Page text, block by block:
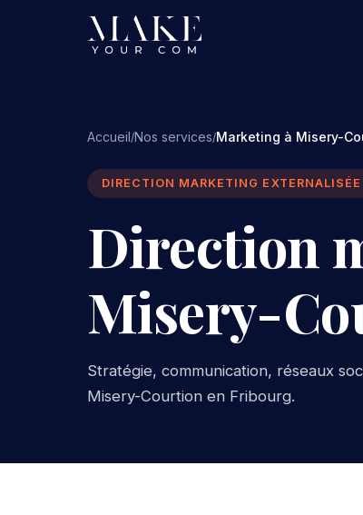
Accueil/Nos services/Marketing à Misery-
DIRECTION MARKETING EXTERNALISÉE
Direction
Misery-
Stratégie, communication, réseaux
Misery-Courtion en Fribourg.